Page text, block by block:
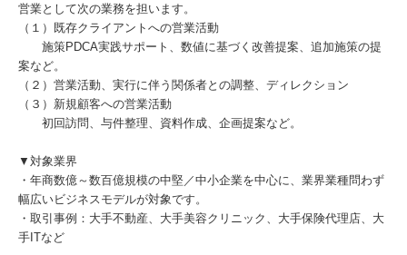
営業として次の業務を担います。
（１）既存クライアントへの営業活動
施策PDCA実践サポート、数値に基づく改善提案、追加施策の提
案など。
（２）営業活動、実行に伴う関係者との調整、ディレクション
（３）新規顧客への営業活動
初回訪問、与件整理、資料作成、企画提案など。
▼対象業界
・年商数億～数百億規模の中堅／中小企業を中心に、業界業種問わず
幅広いビジネスモデルが対象です。
・取引事例：大手不動産、大手美容クリニック、大手保険代理店、大
手ITなど